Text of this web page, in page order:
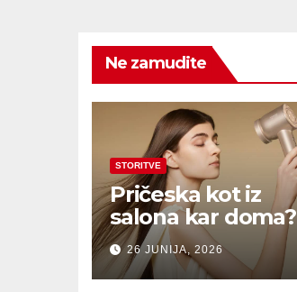
Ne zamudite
STORITVE
Pričeska kot iz
salona kar doma?
26 JUNIJA, 2026